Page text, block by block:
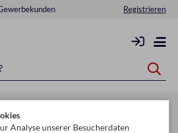
Registrieren
Kerzen diverse
Analyse unserer Besucherdaten